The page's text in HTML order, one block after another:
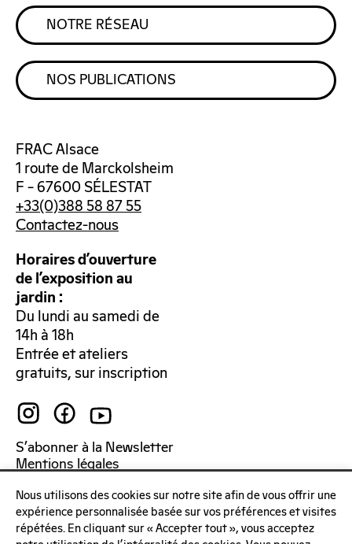
NOTRE RÉSEAU
NOS PUBLICATIONS
FRAC Alsace
1 route de Marckolsheim
F – 67600 SÉLESTAT
+33(0)388 58 87 55
Contactez-nous
Horaires d’ouverture
de l’exposition au
jardin :
Du lundi au samedi de
14h à 18h
Entrée et ateliers
gratuits, sur inscription
S’abonner à la Newsletter
Mentions légales
Nous utilisons des cookies sur notre site afin de vous offrir une
expérience personnalisée basée sur vos préférences et visites
répétées. En cliquant sur « Accepter tout », vous acceptez